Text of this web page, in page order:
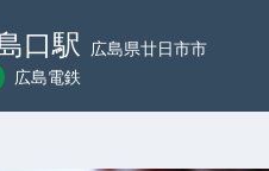
口駅
広島県廿日市市
広島電鉄